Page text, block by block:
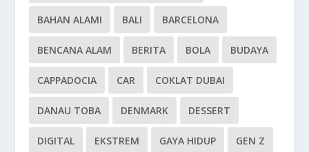
BAHAN ALAMI BALI BARCELONA
BENCANA ALAM BERITA BOLA BUDAYA
CAPPADOCIA CAR COKLAT DUBAI
DANAU TOBA DENMARK DESSERT
DIGITAL EKSTREM GAYA HIDUP GEN Z